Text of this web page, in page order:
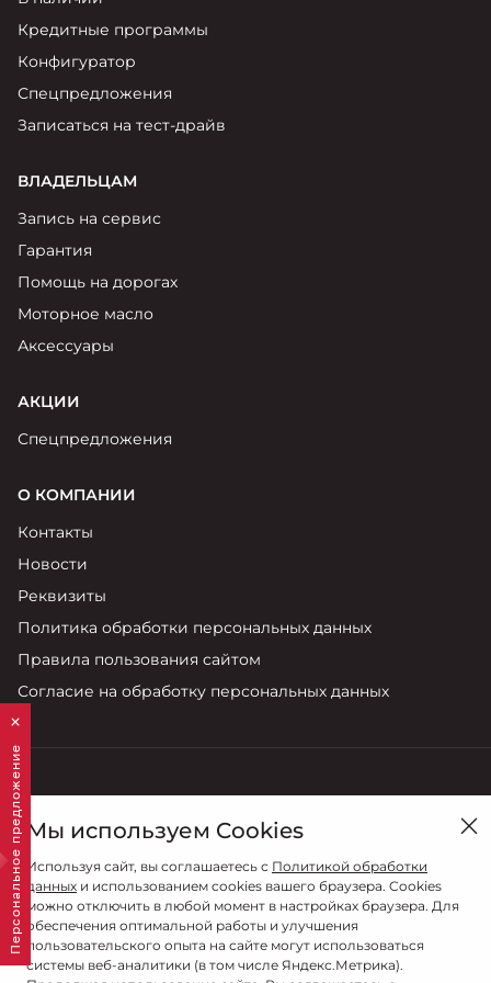
Яркий динамичный седан
Кредитные программы
Калькулятор трейд-ин
Страховые программы
Моторное масло
СЕРВИСНЫЕ АКЦИИ
КОНТАКТЫ
Кредитные программы
Конфигуратор
Спецпредложения
Записаться на тест-драйв
ВЛАДЕЛЬЦАМ
Запись на сервис
Гарантия
Помощь на дорогах
Моторное масло
Аксессуары
АКЦИИ
Спецпредложения
О КОМПАНИИ
Контакты
Новости
Реквизиты
Политика обработки персональных данных
Правила пользования сайтом
Согласие на обработку персональных данных
Смоленск, ул. Кутузова , 15Б
Продажи
8 (4812) 707-702
Мы используем Cookies
Используя сайт, вы соглашаетесь с Политикой обработки
данных и использованием cookies вашего браузера. Cookies
можно отключить в любой момент в настройках браузера. Для
обеспечения оптимальной работы и улучшения
пользовательского опыта на сайте могут использоваться
системы веб-аналитики (в том числе Яндекс.Метрика).
Персональное предложение